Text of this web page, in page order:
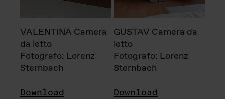
VALENTINA Camera
da letto
Fotografo: Lorenz
Sternbach
Download
GUSTAV Camera da
letto
Fotografo: Lorenz
Sternbach
Download